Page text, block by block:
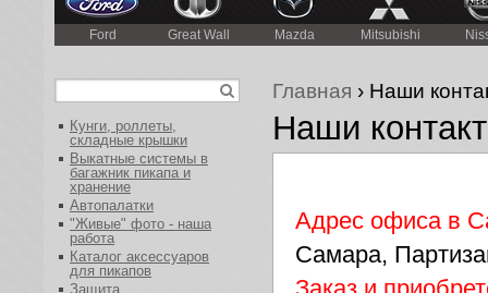
Ford Great Wall Mazda Mitsubishi
Главная › Наши
Наши
Адрес офиса в
Самара,
Кунги, роллеты,
складные крышки
Выкатные системы в
багажник пикапа и
хранение
Автопалатки
"Живые" фото - наша
работа
Каталог аксессуаров
для пикапов
Защита